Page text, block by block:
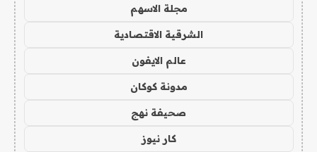
مجلة الاسهم
الشرقية الاقتصادية
عالم الايفون
مدونة كوكان
صحيفة نهج
كار نيوز